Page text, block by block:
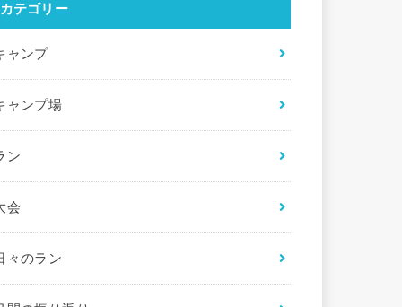
カテゴリー
ャンプ
ャンプ場
ン
会
々のラン